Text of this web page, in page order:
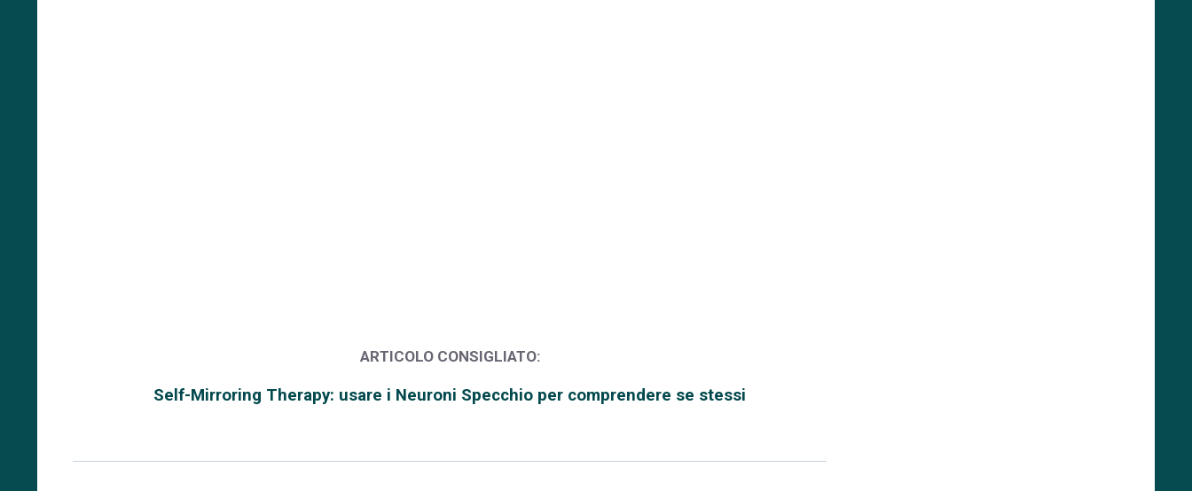
ARTICOLO CONSIGLIATO:
Self-Mirroring Therapy: usare i Neuroni Specchio per comprendere se stessi